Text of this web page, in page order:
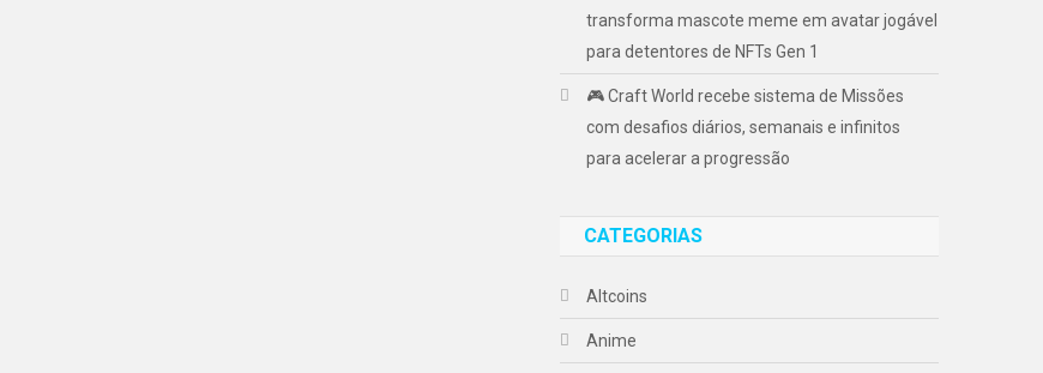
transforma mascote meme em avatar jogável
para detentores de NFTs Gen 1
🎮 Craft World recebe sistema de Missões
com desafios diários, semanais e infinitos
para acelerar a progressão
CATEGORIAS
Altcoins
Anime